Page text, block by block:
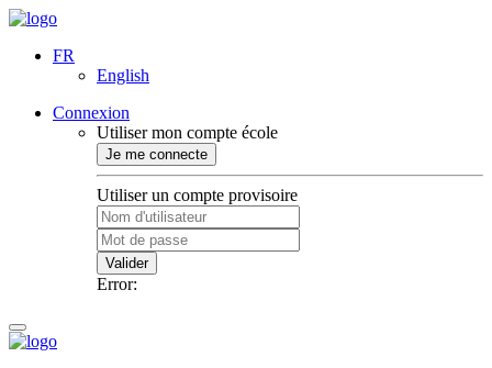
FR
English
Connexion
Utiliser mon compte école
Je me connecte
Utiliser un compte provisoire
Valider
Error: